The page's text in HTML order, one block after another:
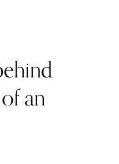
an